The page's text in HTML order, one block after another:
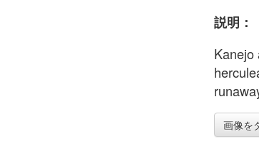
説明：
Kanejo
画像を